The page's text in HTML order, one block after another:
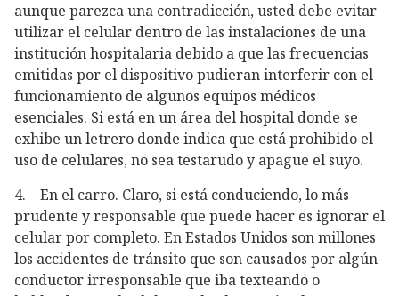
aunque parezca una contradicción, usted debe evitar
utilizar el celular dentro de las instalaciones de una
institución hospitalaria debido a que las frecuencias
emitidas por el dispositivo pudieran interferir con el
funcionamiento de algunos equipos médicos
esenciales. Si está en un área del hospital donde se
exhibe un letrero donde indica que está prohibido el
uso de celulares, no sea testarudo y apague el suyo.
4. En el carro. Claro, si está conduciendo, lo más
prudente y responsable que puede hacer es ignorar el
celular por completo. En Estados Unidos son millones
los accidentes de tránsito que son causados por algún
conductor irresponsable que iba texteando o